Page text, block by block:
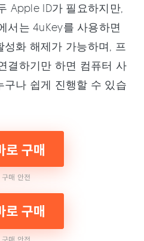
Apple ID가 필요하지만,
서는 4uKey를 사용하면
화 해제가 가능하며, 프
결하기만 하면 컴퓨터 사
나 쉽게 진행할 수 있습